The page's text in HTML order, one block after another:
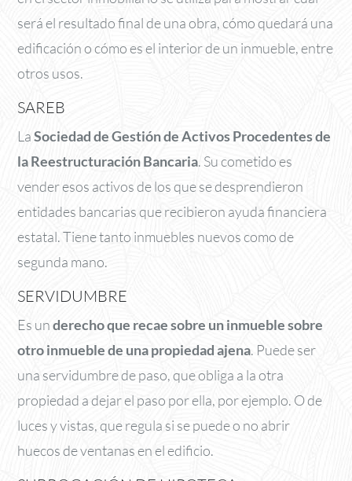
será el resultado final de una obra, cómo quedará una
edificación o cómo es el interior de un inmueble, entre
otros usos.
SAREB
LaSociedad de Gestión de Activos Procedentes de
la Reestructuración Bancaria. Su cometido es
vender esos activos de los que se desprendieron
entidades bancarias que recibieron ayuda financiera
estatal. Tiene tanto inmuebles nuevos como de
segunda mano.
SERVIDUMBRE
Es underecho que recae sobre un inmueble sobre
otro inmueble de una propiedad ajena. Puede ser
una servidumbre de paso, que obliga a la otra
propiedad a dejar el paso por ella, por ejemplo. O de
luces y vistas, que regula si se puede o no abrir
huecos de ventanas en el edificio.